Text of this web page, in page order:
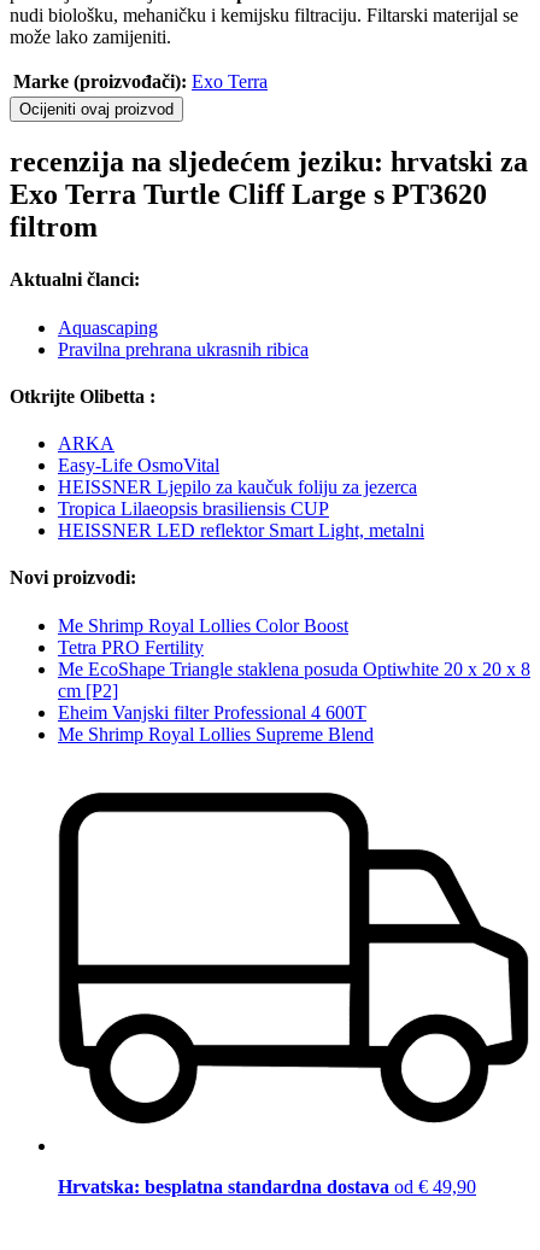
nudi biološku, mehaničku i kemijsku filtraciju. Filtarski materijal se
može lako zamijeniti.
Marke (proizvođači): Exo Terra
Ocijeniti ovaj proizvod
recenzija na sljedećem jeziku: hrvatski za
Exo Terra Turtle Cliff Large s PT3620
filtrom
Aktualni članci:
Aquascaping
Pravilna prehrana ukrasnih ribica
Otkrijte Olibetta :
ARKA
Easy-Life OsmoVital
HEISSNER Ljepilo za kaučuk foliju za jezerca
Tropica Lilaeopsis brasiliensis CUP
HEISSNER LED reflektor Smart Light, metalni
Novi proizvodi:
Me Shrimp Royal Lollies Color Boost
Tetra PRO Fertility
Me EcoShape Triangle staklena posuda Optiwhite 20 x 20 x 8
cm [P2]
Eheim Vanjski filter Professional 4 600T
Me Shrimp Royal Lollies Supreme Blend
Hrvatska: besplatna standardna dostava od € 49,90